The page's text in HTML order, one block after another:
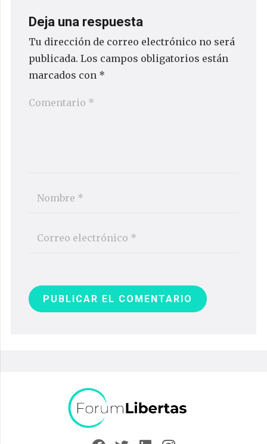
Deja una respuesta
Tu dirección de correo electrónico no será
publicada. Los campos obligatorios están
marcados con *
PUBLICAR EL COMENTARIO